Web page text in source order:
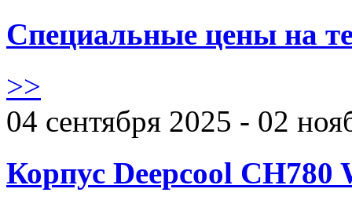
Специальные цены на
>>
04 сентября 2025 - 02
Корпус Deepcool CH780